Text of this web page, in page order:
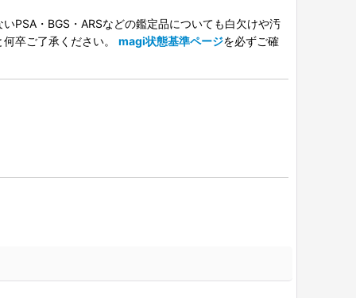
PSA・BGS・ARSなどの鑑定品についても白欠けや汚
卒ご了承ください。 magi状態基準ページを必ずご確